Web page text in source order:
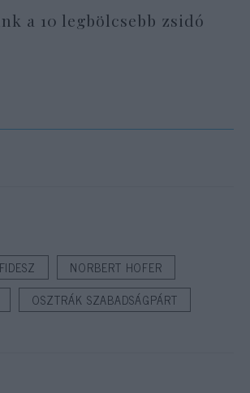
a 10 legbölcsebb zsidó
FIDESZ
NORBERT HOFER
OSZTRÁK SZABADSÁGPÁRT